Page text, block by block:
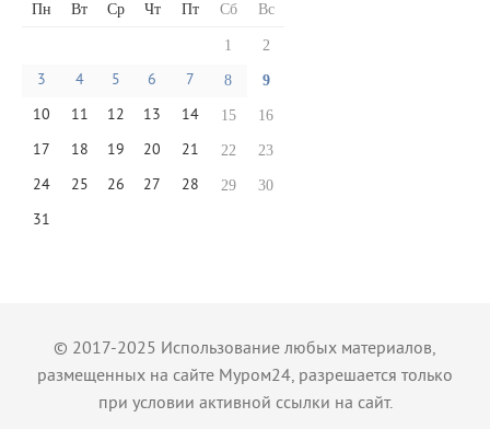
Пн Вт Ср Чт Пт Сб Вс
1 2
3 4 5 6 7 8 9
10 11 12 13 14 15 16
17 18 19 20 21 22 23
24 25 26 27 28 29 30
31
© 2017-2025 Использование любых материалов,
размещенных на сайте Муром24, разрешается только
при условии активной ссылки на сайт.